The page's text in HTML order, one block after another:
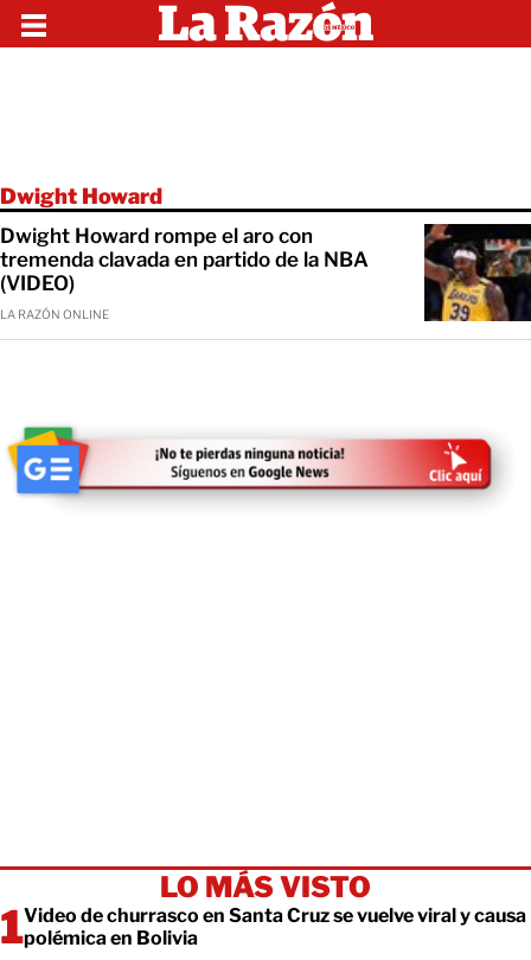
Dwight Howard
Dwight Howard rompe el aro con
tremenda clavada en partido de la NBA
(VIDEO)
LA RAZÓN ONLINE
LO MÁS VISTO
Video de churrasco en Santa Cruz se vuelve viral y causa
polémica en Bolivia